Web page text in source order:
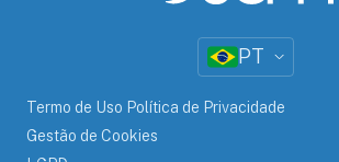
PT
Termo de Uso Política de Privacidade
Gestão de Cookies